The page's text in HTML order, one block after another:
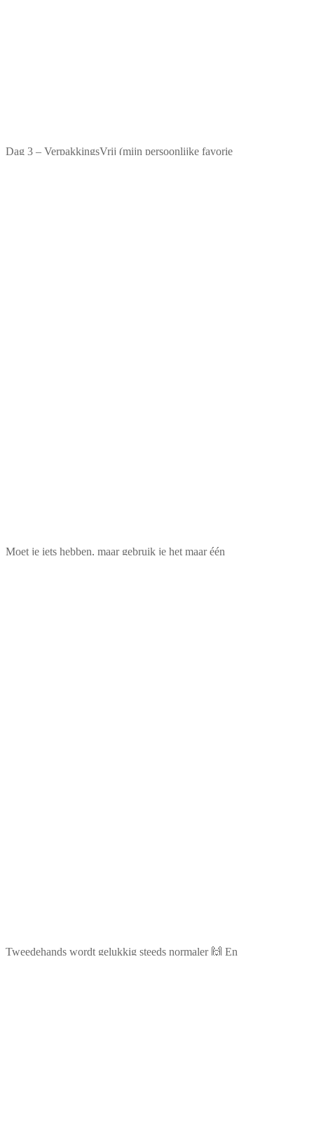
Dag 3 – VerpakkingsVrij (mijn persoonlijke favorie
Moet je iets hebben, maar gebruik je het maar één
Tweedehands wordt gelukkig steeds normaler 🙌 En